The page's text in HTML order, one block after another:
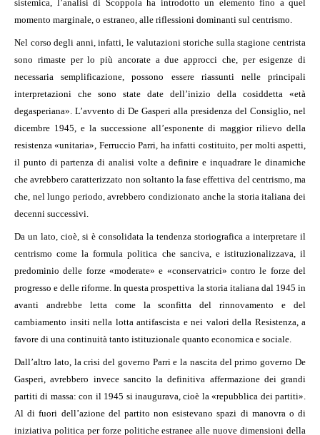
sistemica, l’analisi di Scoppola ha introdotto un elemento fino a quel
momento marginale, o estraneo, alle riflessioni dominanti sul centrismo.
Nel corso degli anni, infatti, le valutazioni storiche sulla stagione centrista
sono rimaste per lo più ancorate a due approcci che, per esigenze di
necessaria semplificazione, possono essere riassunti nelle principali
interpretazioni che sono state date dell’inizio della cosiddetta «età
degasperiana». L’avvento di De Gasperi alla presidenza del Consiglio, nel
dicembre 1945, e la successione all’esponente di maggior rilievo della
resistenza «unitaria», Ferruccio Parri, ha infatti costituito, per molti aspetti,
il punto di partenza di analisi volte a definire e inquadrare le dinamiche
che avrebbero caratterizzato non soltanto la fase effettiva del centrismo, ma
che, nel lungo periodo, avrebbero condizionato anche la storia italiana dei
decenni successivi.
Da un lato, cioè, si è consolidata la tendenza storiografica a interpretare il
centrismo come la formula politica che sanciva, e istituzionalizzava, il
predominio delle forze «moderate» e «conservatrici» contro le forze del
progresso e delle riforme. In questa prospettiva la storia italiana dal 1945 in
avanti andrebbe letta come la sconfitta del rinnovamento e del
cambiamento insiti nella lotta antifascista e nei valori della Resistenza, a
favore di una continuità tanto istituzionale quanto economica e sociale.
Dall’altro lato, la crisi del governo Parri e la nascita del primo governo De
Gasperi, avrebbero invece sancito la definitiva affermazione dei grandi
partiti di massa: con il 1945 si inaugurava, cioè la «repubblica dei partiti».
Al di fuori dell’azione del partito non esistevano spazi di manovra o di
iniziativa politica per forze politiche estranee alle nuove dimensioni della